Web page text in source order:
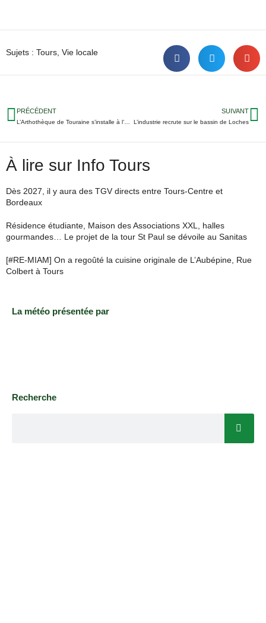
Sujets : Tours Vie locale
PRÉCÉDENT SUIVANT
L’industrie recrute sur le bassin de Loches
À lire sur Info Tours
Dès 2027, il y aura des TGV directs entre Tours-Centre et
Bordeaux
Résidence étudiante, Maison des Associations XXL, halles
gourmandes… Le projet de la tour St Paul se dévoile au Sanitas
[#RE-MIAM] On a regoûté la cuisine originale de L’Aubépine, Rue
Colbert à Tours
La météo présentée par
Recherche